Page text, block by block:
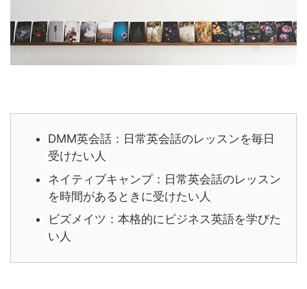
DMM英会話：日常英会話のレッスンを毎日
受けたい人
ネイティブキャンプ：日常英会話のレッスン
を時間があるときに受けたい人
ビズメイツ：本格的にビジネス英語を学びた
い人